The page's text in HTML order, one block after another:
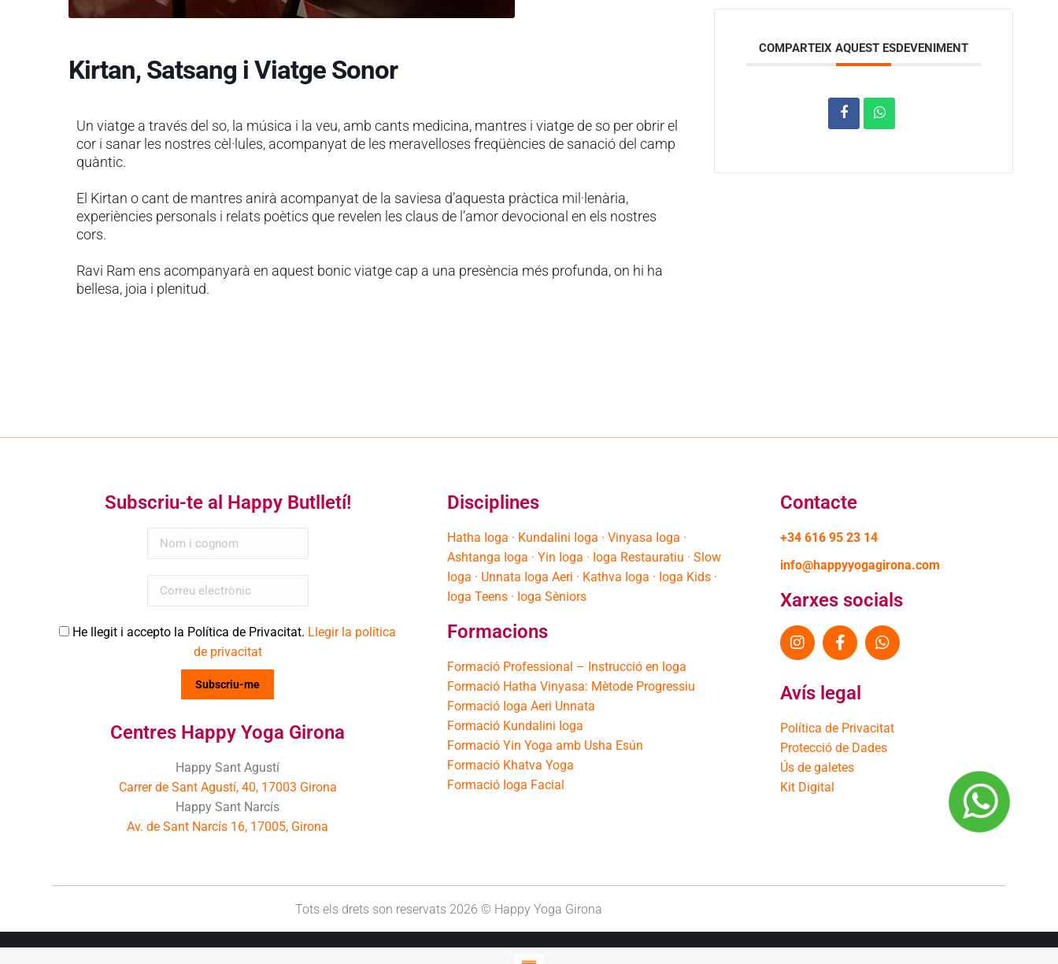
Kirtan, Satsang i Viatge Sonor
Un viatge a través del so, la música i la veu, amb cants medicina, mantres i viatge de so per obrir el
cor i sanar les nostres cèl·lules, acompanyat de les meravelloses freqüències de sanació del camp
quàntic.
El Kirtan o cant de mantres anirà acompanyat de la saviesa d’aquesta pràctica mil·lenària,
experiències personals i relats poètics que revelen les claus de l’amor devocional en els nostres
cors.
Ravi Ram ens acompanyarà en aquest bonic viatge cap a una presència més profunda, on hi ha
bellesa, joia i plenitud.
COMPARTEIX AQUEST ESDEVENIMENT
Subscriu-te al Happy Butlletí!
He llegit i accepto la Política de Privacitat. Llegir la política
de privacitat
Centres Happy Yoga Girona
Happy Sant Agustí
Carrer de Sant Agustí, 40, 17003 Girona
Happy Sant Narcís
Av. de Sant Narcís 16, 17005, Girona
Disciplines
Hatha Ioga · Kundalini Ioga · Vinyasa Ioga ·
Ashtanga Ioga · Yin Ioga · Ioga Restauratiu · Slow
Ioga · Unnata Ioga Aeri · Kathva Ioga · Ioga Kids ·
Ioga Teens · Ioga Sèniors
Formacions
Formació Professional – Instrucció en Ioga
Formació Hatha Vinyasa: Mètode Progressiu
Formació Ioga Aeri Unnata
Formació Kundalini Ioga
Formació Yin Yoga amb Usha Esún
Formació Khatva Yoga
Formació Ioga Facial
Contacte
+34 616 95 23 14
info@happyyogagirona.com
Xarxes socials
Avís legal
Política de Privacitat
Protecció de Dades
Ús de galetes
Kit Digital
Tots els drets son reservats 2026 © Happy Yoga Girona